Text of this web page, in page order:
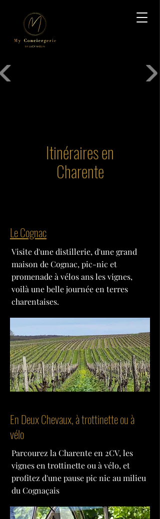
Itinéraires en
Charente
Le Cognac
Visite d'une distillerie, d'une grand
maison de Cognac, pic-nic et
promenade à vélos ans les vignes,
voilà une belle journée en terres
charentaises.
En Deux Chevaux, à trottinette ou à
vélo
Parcourez la Charente en 2CV, les
vignes en trottinette ou à vélo, et
profitez d'une pause pic nic au milieu
du Cognaçais